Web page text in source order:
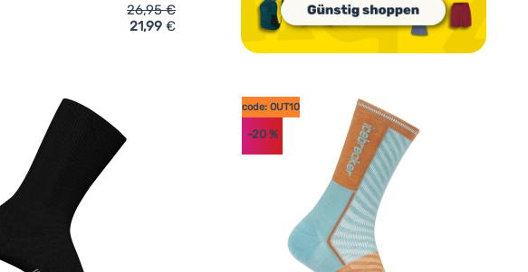
Micro' hinzufügen
'Herrensocken Icebreaker M Mer Hike+ Light Mini' hinzufügen
26,95€
21,99€
code: OUT10
-20%